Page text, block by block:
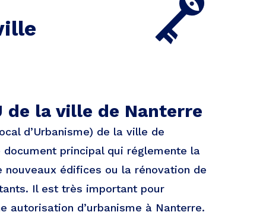
de la ville de Nanterre
d’Urbanisme) de la ville de
document principal qui réglemente la
nouveaux édifices ou la rénovation de
Il est très important pour
autorisation d’urbanisme à Nanterre.